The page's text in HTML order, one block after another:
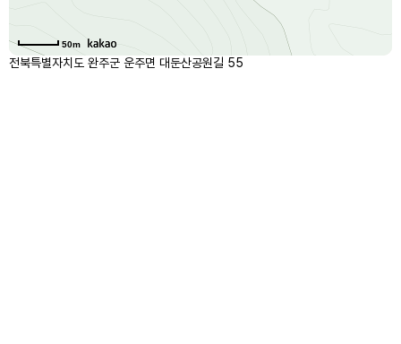
50m
전북특별자치도 완주군 운주면 대둔산공원길 55